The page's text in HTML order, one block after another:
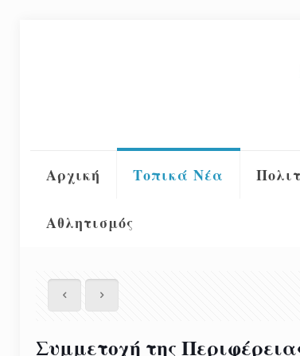
Αρχική Τοπικά Νέα
Αθλητισμός
Συμμετοχή της